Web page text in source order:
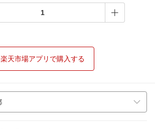
楽天市場アプリで購入する